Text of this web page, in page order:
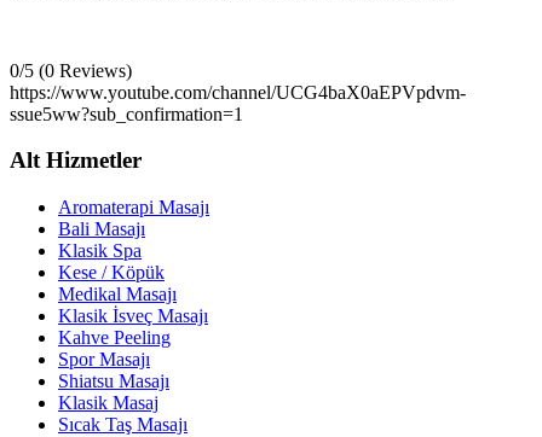
0/5 (0 Reviews)
https://www.youtube.com/channel/UCG4baX0aEPVpdvm-
ssue5ww?sub_confirmation=1
Alt Hizmetler
Aromaterapi Masajı
Bali Masajı
Klasik Spa
Kese / Köpük
Medikal Masajı
Klasik İsveç Masajı
Kahve Peeling
Spor Masajı
Shiatsu Masajı
Klasik Masaj
Sıcak Taş Masajı